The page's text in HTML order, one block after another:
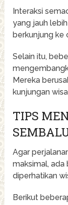
Interaksi
yang jauh
berkunjung ke
Selain itu,
Mereka
kunjungan
TIPS
Agar
maksimal, ada
diperhatikan
Berikut